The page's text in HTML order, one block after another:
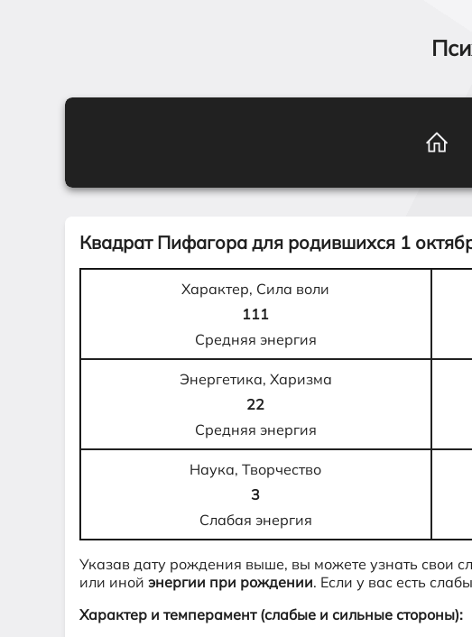
Квадрат Пифагора для родившихся 1
Характер, Сила воли
111
Средняя энергия
Энергетика, Харизма
22
Средняя энергия
Наука, Творчество
3
Слабая энергия
Указав дату рождения выше, вы можете узнать свои
или иной энергии при рождении. Если у вас есть
Характер и темперамент (слабые и сильные стороны):